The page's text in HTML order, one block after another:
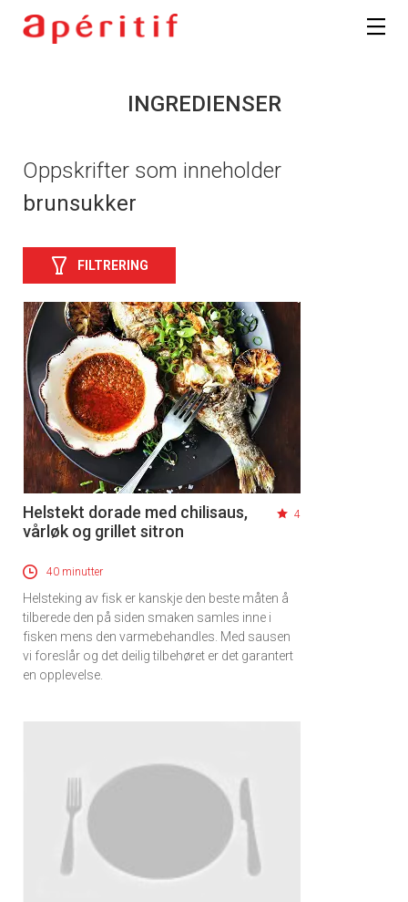
INGREDIENSER
Oppskrifter som inneholder
brunsukker
FILTRERING
Helstekt dorade med chilisaus,
vårløk og grillet sitron
4
40 minutter
Helsteking av fisk er kanskje den beste måten å
tilberede den på siden smaken samles inne i
fisken mens den varmebehandles. Med sausen
vi foreslår og det deilig tilbehøret er det garantert
en opplevelse.